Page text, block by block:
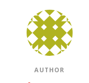
AUTHOR